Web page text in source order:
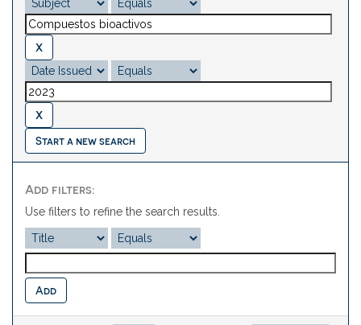
Start a new search
Add filters:
Use filters to refine the search results.